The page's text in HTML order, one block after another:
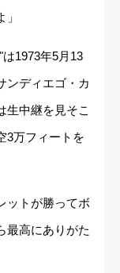
1973年5月13
ンディエゴ・カ
生中継を見そこ
3万フィートを
ットが勝ってボ
最高にありがた